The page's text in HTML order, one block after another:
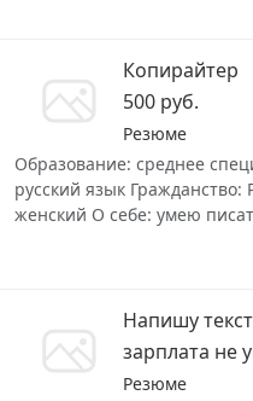
Копирайтер
500 руб.
Резюме
Образование: среднее
русский язык Гражданство:
женский О себе: умею
Напишу
зарплата не
Резюме